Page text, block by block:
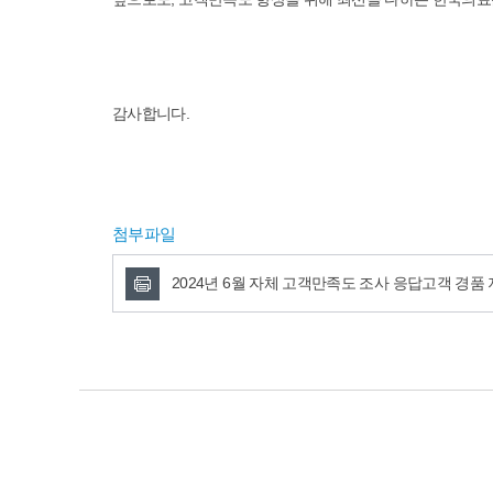
감사합니다.
첨부파일
2024년 6월 자체 고객만족도 조사 응답고객 경품